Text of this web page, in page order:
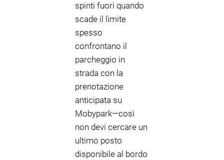
spinti fuori quando
scade il limite
spesso
confrontano il
parcheggio in
strada con la
prenotazione
anticipata su
Mobypark—così
non devi cercare un
ultimo posto
disponibile al bordo